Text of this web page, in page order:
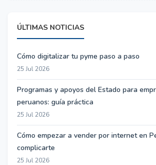
ÚLTIMAS NOTICIAS
Cómo digitalizar tu pyme paso a paso
25 Jul 2026
Programas y apoyos del Estado para
peruanos: guía práctica
25 Jul 2026
Cómo empezar a vender por internet en
complicarte
25 Jul 2026